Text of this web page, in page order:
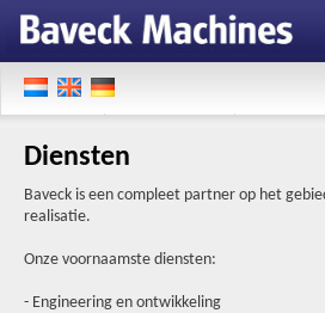
Diensten
Baveck is een compleet partner op het
realisatie.
Onze voornaamste diensten:
- Engineering en ontwikkeling